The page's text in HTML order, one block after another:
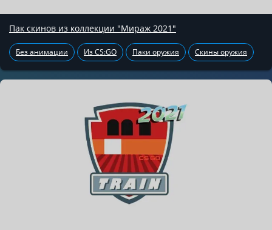
Пак скинов из коллекции "Мираж 2021"
Без анимации Из CS:GO Паки оружия Скины оружия